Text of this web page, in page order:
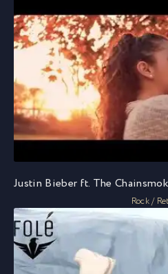
Rock /